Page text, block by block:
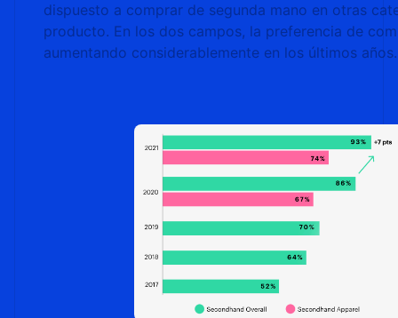
dispuesto a comprar de segunda mano en otras
producto. En los dos campos, la preferencia de
aumentando considerablemente en los últimos años.